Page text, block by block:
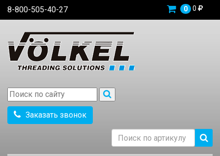
8-800-505-40-27 0 0
Заказать звонок